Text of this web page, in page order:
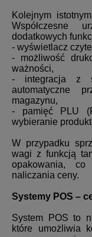
Kolejnym
Współczesne
dodatkowych
- wyświetlacz
- możliwość
ważności,
- integracja z
automatyczne
magazynu,
- pamięć PLU
wybieranie
W przypadku
wagi z funkcją
opakowania,
naliczania ceny.
Systemy POS –
System POS to
które umożliwia